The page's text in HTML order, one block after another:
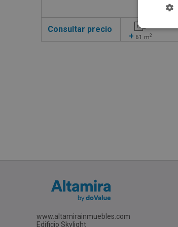
Consultar precio
+ 61 m2
www.altamirainmuebles.com
Edificio Skylight